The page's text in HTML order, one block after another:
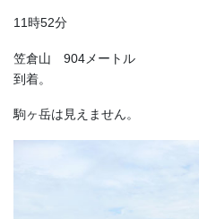
11時52分
笠倉山 904メートル
到着。
駒ヶ岳は見えません。